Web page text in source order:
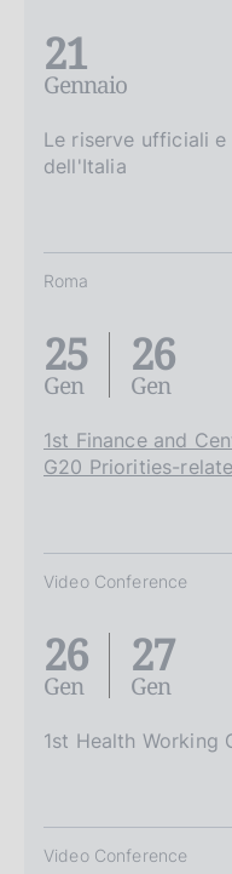
21
Gennaio
Le riserve ufficiali
dell'Italia
Roma
25
Gen
26
Gen
1st Finance and
G20 Priorities-
Video Conference
26
Gen
27
Gen
1st Health Working
Video Conference